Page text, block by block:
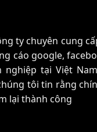
ty chuyên cung
cáo google,
nghiệp tại Việt
tôi tin rằng
lại thành công